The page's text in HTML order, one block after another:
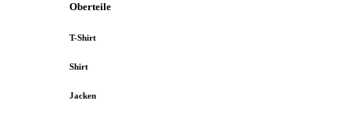
Oberteile
T-Shirt
Shirt
Jacken